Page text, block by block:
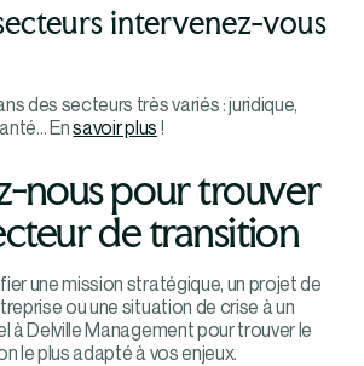
intervenez-vous
des secteurs très variés : juridique,
Ensavoir plus !
nous pour trouver
de transition
une mission stratégique, un projet de
ou une situation de crise à un
à Delville Management pour trouver le
le plus adapté à vos enjeux.